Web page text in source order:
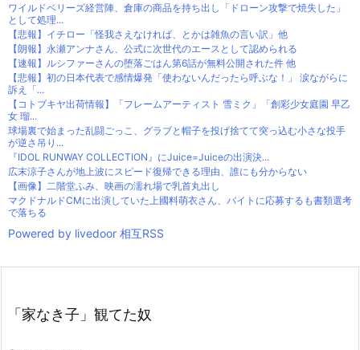
ワイルドベリーズ経営陣、倉庫の商品を持ち出し「ドローン攻撃で焼失した」
として処理...
【悲報】イチロー「怪我さえなければ、とかは雑魚の言い訳」他
【朗報】永瀬アンナさん、公式に次世代のエースとして認められる
【速報】ルシファーさんの堕落ごはん第6話が無料公開された件 他
【悲報】初の日本代表で感情爆発「使わないんだったら呼ぶな！」 涙ながらに
訴え「...
【コトブキヤ出荷情報】「フレームアーティスト 雪ミク」「創彩少女庭園 早乙
女 瑠...
球場裏で始まった乱闘ごっこ、グラブと帽子を投げ捨てて突っ込む小さな投手
が逆さ吊り...
『IDOL RUNWAY COLLECTION』にJuice=Juiceの出演決...
広末涼子さんが地上波にスピード復帰できる理由、誰にも分からない
【画像】二階堂ふみ、映画の濡れ場で乳首丸出し
マクドナルドCMに出演していた上國料萌衣さん、バイトに応募するも書類選考
で落ちる
Powered by livedoor 相互RSS
「家なき子」観てた奴